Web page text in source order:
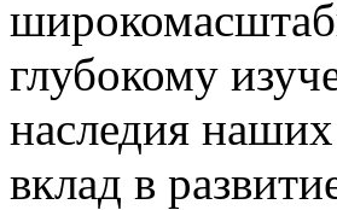
глубокому
наследия
вклад в